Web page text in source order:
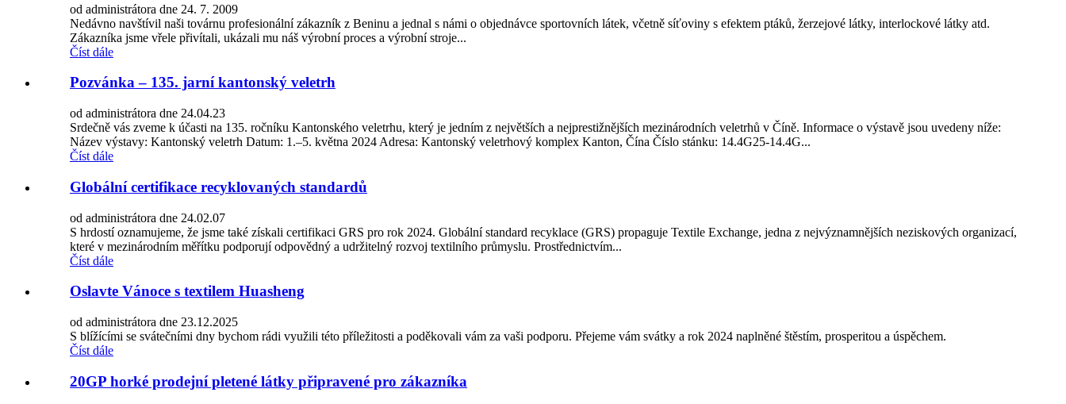
od administrátora dne 24. 7. 2009
Nedávno navštívil naši továrnu profesionální zákazník z Beninu a jednal s námi o objednávce sportovních látek, včetně síťoviny s efektem ptáků, žerzejové látky, interlockové látky atd.
Zákazníka jsme vřele přivítali, ukázali mu náš výrobní proces a výrobní stroje...
Číst dále
Pozvánka – 135. jarní kantonský veletrh
od administrátora dne 24.04.23
Srdečně vás zveme k účasti na 135. ročníku Kantonského veletrhu, který je jedním z největších a nejprestižnějších mezinárodních veletrhů v Číně. Informace o výstavě jsou uvedeny níže:
Název výstavy: Kantonský veletrh Datum: 1.–5. května 2024 Adresa: Kantonský veletrhový komplex Kanton, Čína Číslo stánku: 14.4G25-14.4G...
Číst dále
Globální certifikace recyklovaných standardů
od administrátora dne 24.02.07
S hrdostí oznamujeme, že jsme také získali certifikaci GRS pro rok 2024. Globální standard recyklace (GRS) propaguje Textile Exchange, jedna z nejvýznamnějších neziskových organizací,
které v mezinárodním měřítku podporují odpovědný a udržitelný rozvoj textilního průmyslu. Prostřednictvím...
Číst dále
Oslavte Vánoce s textilem Huasheng
od administrátora dne 23.12.2025
S blížícími se svátečními dny bychom rádi využili této příležitosti a poděkovali vám za vaši podporu. Přejeme vám svátky a rok 2024 naplněné štěstím, prosperitou a úspěchem.
Číst dále
20GP horké prodejní pletené látky připravené pro zákazníka